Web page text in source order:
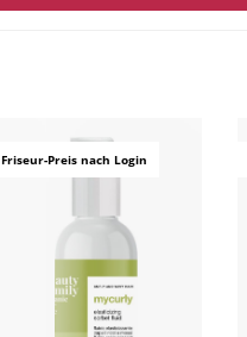
Friseur-Preis nach Login